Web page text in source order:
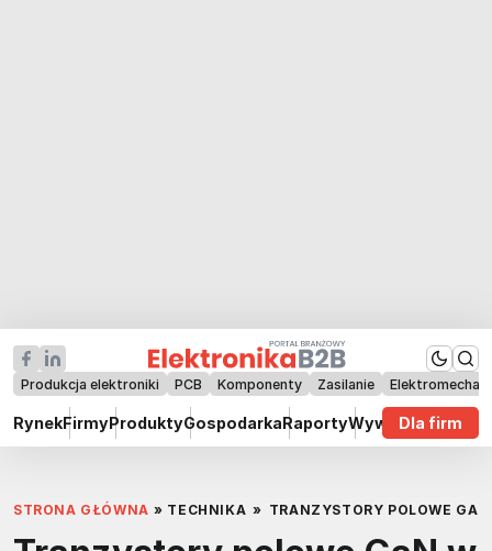
Produkcja elektroniki PCB Komponenty Zasilanie
RynekFirmyProduktyGospodarkaRaportyWywiadyDla firm
STRONA GŁÓWNA » TECHNIKA » TRANZYSTORY POLOWE